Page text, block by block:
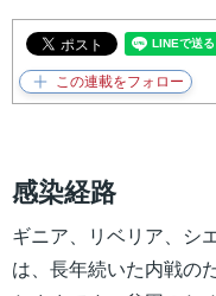
感染経路
ギニア、リベリア、シ
は、長年続いた内戦の